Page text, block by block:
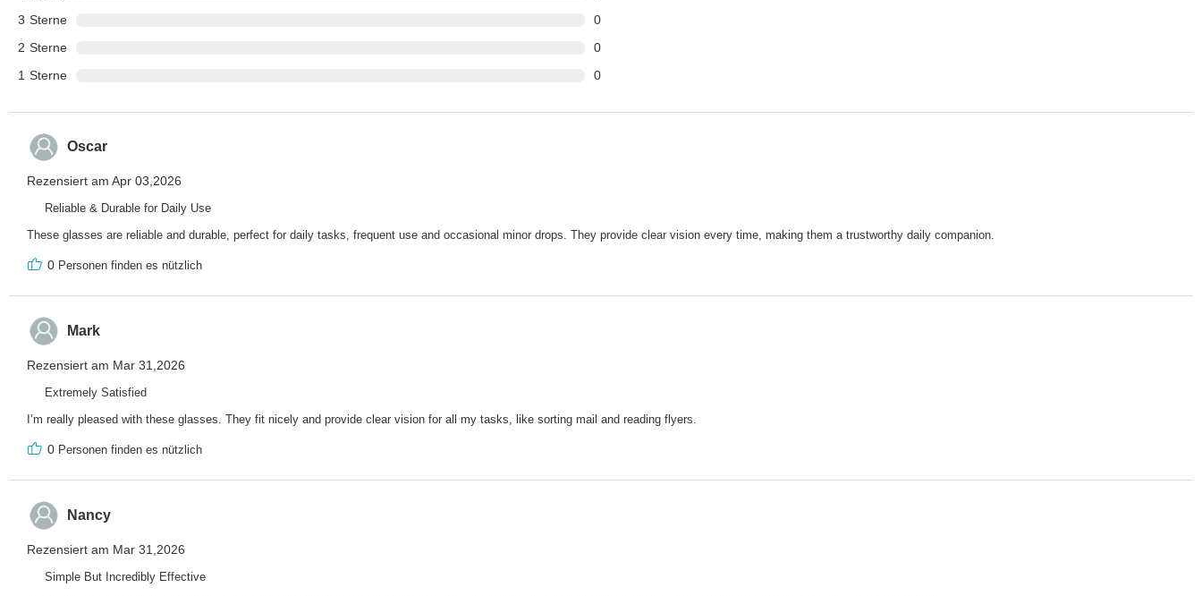
3 Sterne
0
2 Sterne
0
1 Sterne 0
Oscar
Rezensiert am Apr 03,2026
Reliable & Durable for Daily Use
These glasses are reliable and durable, perfect for daily tasks, frequent use and occasional minor drops. They provide clear vision every time, making them a trustworthy daily companion.
0 Personen finden es nützlich
Mark
Rezensiert am Mar 31,2026
Extremely Satisfied
I’m really pleased with these glasses. They fit nicely and provide clear vision for all my tasks, like sorting mail and reading flyers.
0 Personen finden es nützlich
Nancy
Rezensiert am Mar 31,2026
Simple But Incredibly Effective